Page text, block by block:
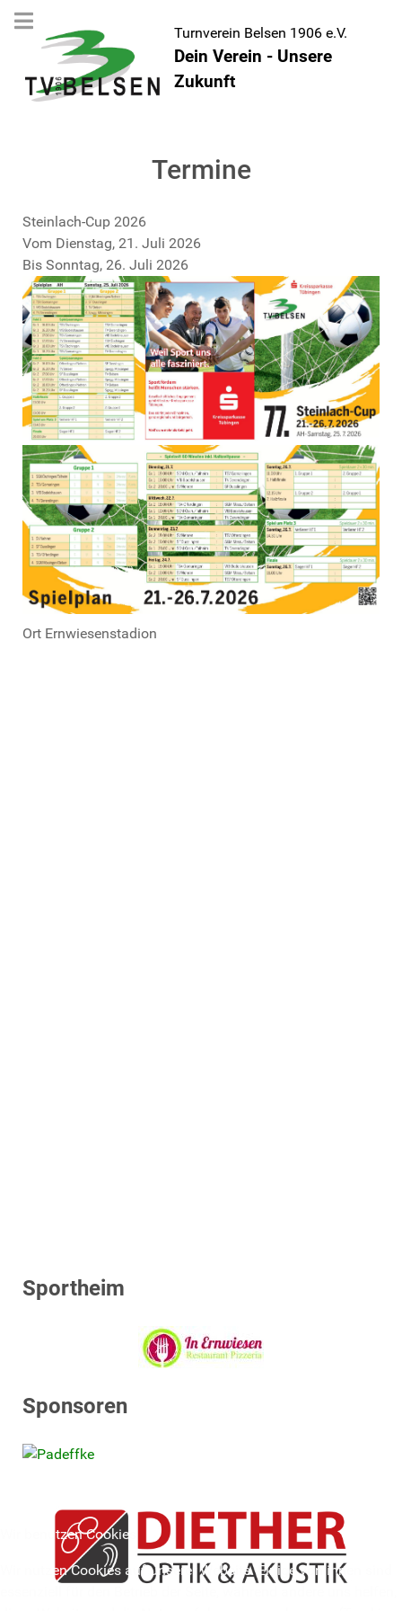
Turnverein Belsen 1906 e.V.
Dein Verein - Unsere
Zukunft
Termine
Steinlach-Cup 2026
Vom Dienstag, 21. Juli 2026
Bis Sonntag, 26. Juli 2026
Ort Ernwiesenstadion
Sportheim
Sponsoren
Wir benutzen Cookies
Wir nutzen Cookies auf unserer Website. Einige von ihnen sind